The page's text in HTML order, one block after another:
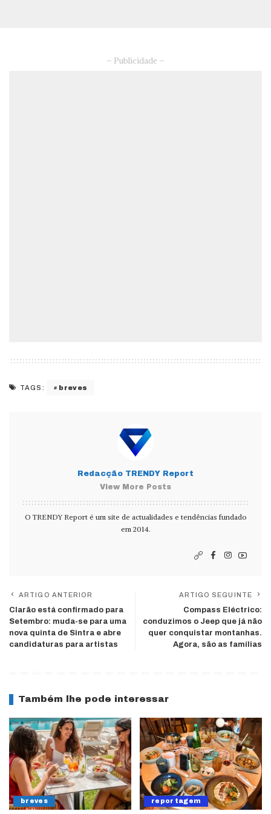
– Publicidade –
TAGS: breves
Redacção TRENDY Report
View More Posts
O TRENDY Report é um site de actualidades e tendências fundado
em 2014.
ARTIGO ANTERIOR
Clarão está confirmado para
Setembro: muda-se para uma
nova quinta de Sintra e abre
candidaturas para artistas
ARTIGO SEGUINTE
Compass Eléctrico:
conduzimos o Jeep que já não
quer conquistar montanhas.
Agora, são as famílias
Também lhe pode interessar
breves reportagem